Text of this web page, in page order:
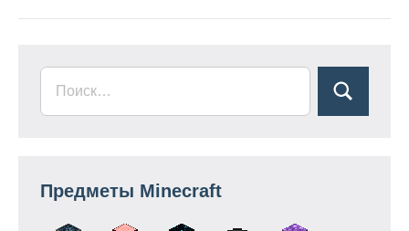
Предметы Minecraft